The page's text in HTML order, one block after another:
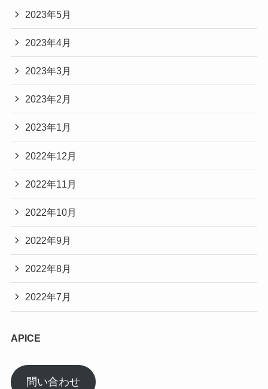
2023年5月
2023年4月
2023年3月
2023年2月
2023年1月
2022年12月
2022年11月
2022年10月
2022年9月
2022年8月
2022年7月
APICE
問い合わせ